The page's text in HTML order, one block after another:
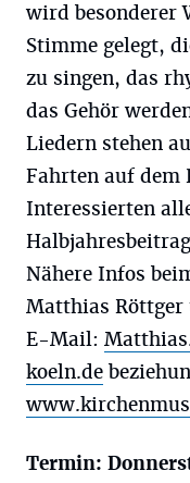
wird besonderer
Stimme gelegt,
zu singen, das
das Gehör
Liedern stehen
Fahrten auf dem
Interessierten
Nähere Infos
Matthias Röttger
E-Mail:
koeln.de
Termin: